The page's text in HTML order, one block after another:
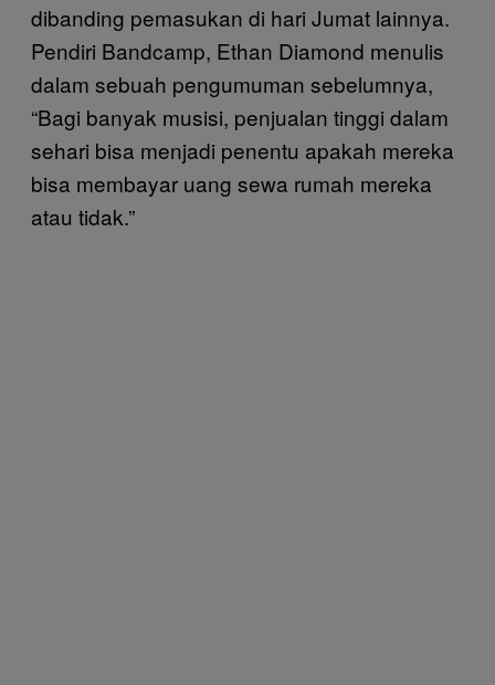
dibanding pemasukan di hari Jumat lainnya.
Pendiri Bandcamp, Ethan Diamond menulis
dalam sebuah pengumuman sebelumnya,
“Bagi banyak musisi, penjualan tinggi dalam
sehari bisa menjadi penentu apakah mereka
bisa membayar uang sewa rumah mereka
atau tidak.”